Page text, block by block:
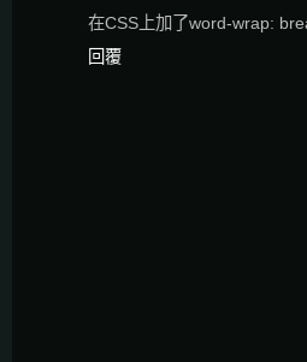
在CSS上加了word-wrap:
回覆